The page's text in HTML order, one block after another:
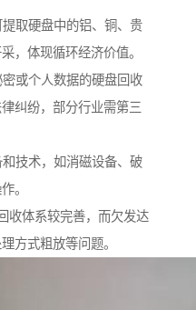
取硬盘中的铝、铜、贵
，体现循环经济价值。
或个人数据的硬盘回收
纠纷，部分行业需第三
技术，如消磁设备、破
。
收体系较完善，而欠发达
方式粗放等问题。